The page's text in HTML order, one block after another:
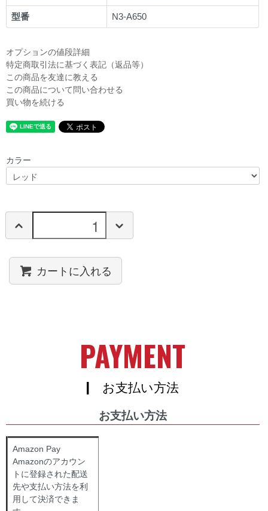
型番 N3-A650
オプションの値段詳細
特定商取引法に基づく表記（返品等）
この商品を友達に教える
この商品について問い合わせる
買い物を続ける
カラー
カートに入れる
PAYMENT
| お支払い方法
お支払い方法
Amazon Pay
Amazonのアカウン
トに登録された配送
先や支払い方法を利
用して決済できま